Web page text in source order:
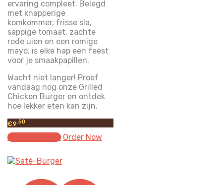
ervaring compleet. Belegd
met knapperige
komkommer, frisse sla,
sappige tomaat, zachte
rode uien en een romige
mayo, is elke hap een feest
voor je smaakpapillen.
Wacht niet langer! Proef
vandaag nog onze Grilled
Chicken Burger en ontdek
hoe lekker eten kan zijn.
€9 .50
Select options Order Now